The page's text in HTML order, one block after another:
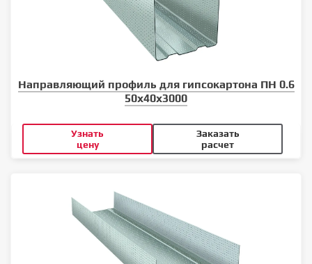
Направляющий профиль для гипсокартона ПН 0.6
50x40x3000
Узнать
цену
Заказать
расчет